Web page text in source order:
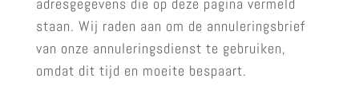
staan. Wij raden aan om de annuleringsbrief
van onze annuleringsdienst te gebruiken,
omdat dit tijd en moeite bespaart.